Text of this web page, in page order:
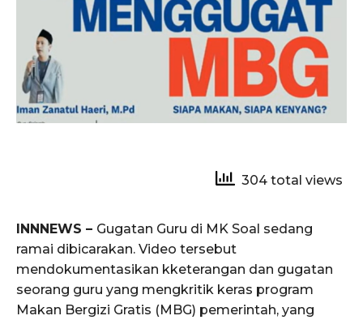
304 total views
INNNEWS – Gugatan Guru di MK Soal sedang
ramai dibicarakan. Video tersebut
mendokumentasikan kketerangan dan gugatan
seorang guru yang mengkritik keras program
Makan Bergizi Gratis (MBG) pemerintah, yang